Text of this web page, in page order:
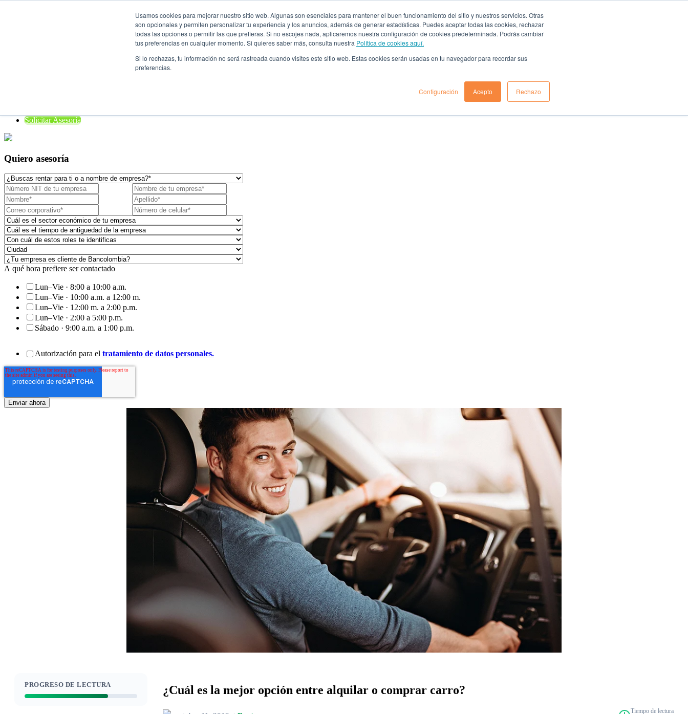
Usamos cookies para mejorar nuestro sitio web. Algunas son esenciales para mantener el buen funcionamiento del sitio y nuestros servicios. Otras
son opcionales y permiten personalizar tu experiencia y los anuncios, además de generar estadísticas. Puedes aceptar todas las cookies, rechazar
todas las opciones o permitir las que prefieras. Si no escojes nada, aplicaremos nuestra configuración de cookies predeterminada. Podrás cambiar
tus preferencias en cualquier momento. Si quieres saber más, consulta nuestra Política de cookies aquí.
Si lo rechazas, tu información no será rastreada cuando visites este sitio web. Estas cookies serán usadas en tu navegador para recordar sus
preferencias.
Configuración Acepto Rechazo
Solicitar Asesoría
Quiero asesoría
A qué hora prefiere ser contactado
Lun–Vie · 8:00 a 10:00 a.m.
Lun–Vie · 10:00 a.m. a 12:00 m.
Lun–Vie · 12:00 m. a 2:00 p.m.
Lun–Vie · 2:00 a 5:00 p.m.
Sábado · 9:00 a.m. a 1:00 p.m.
Autorización para el tratamiento de datos personales.
PROGRESO DE LECTURA ¿Cuál es la mejor opción entre alquilar o comprar carro?
Tiempo de lectura